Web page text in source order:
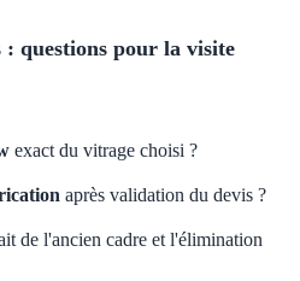
questions pour la visite
exact du vitrage choisi ?
après validation du devis ?
de l'ancien cadre et l'élimination